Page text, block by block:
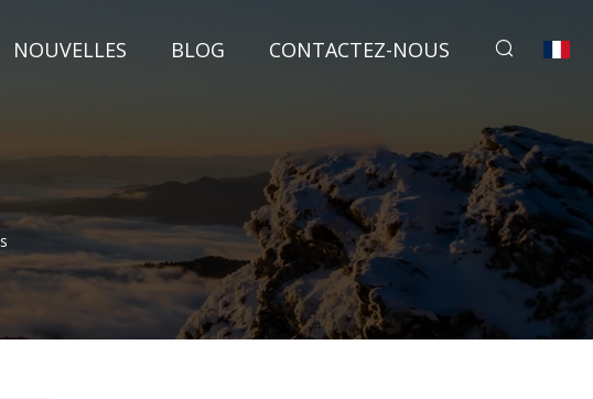
NOUVELLES BLOG CONTACTEZ-NOUS